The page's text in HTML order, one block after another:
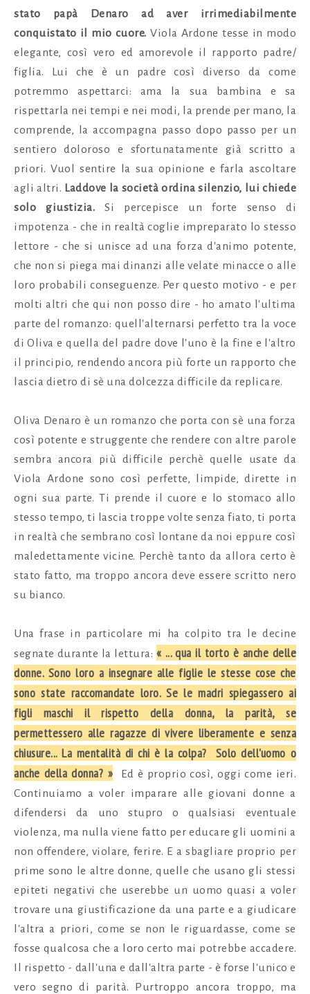
stato papà Denaro ad aver irrimediabilmente
conquistato il mio cuore. Viola Ardone tesse in modo
elegante, così vero ed amorevole il rapporto padre/
figlia. Lui che è un padre così diverso da come
potremmo aspettarci: ama la sua bambina e sa
rispettarla nei tempi e nei modi, la prende per mano, la
comprende, la accompagna passo dopo passo per un
sentiero doloroso e sfortunatamente già scritto a
priori. Vuol sentire la sua opinione e farla ascoltare
agli altri. Laddove la società ordina silenzio, lui chiede
solo giustizia. Si percepisce un forte senso di
impotenza - che in realtà coglie impreparato lo stesso
lettore - che si unisce ad una forza d'animo potente,
che non si piega mai dinanzi alle velate minacce o alle
loro probabili conseguenze. Per questo motivo - e per
molti altri che qui non posso dire - ho amato l'ultima
parte del romanzo: quell'alternarsi perfetto tra la voce
di Oliva e quella del padre dove l'uno è la fine e l'altro
il principio, rendendo ancora più forte un rapporto che
lascia dietro di sè una dolcezza difficile da replicare.
Oliva Denaro è un romanzo che porta con sè una forza
così potente e struggente che rendere con altre parole
sembra ancora più difficile perchè quelle usate da
Viola Ardone sono così perfette, limpide, dirette in
ogni sua parte. Ti prende il cuore e lo stomaco allo
stesso tempo, ti lascia troppe volte senza fiato, ti porta
in realtà che sembrano così lontane da noi eppure così
maledettamente vicine. Perchè tanto da allora certo è
stato fatto, ma troppo ancora deve essere scritto nero
su bianco.
Una frase in particolare mi ha colpito tra le decine
segnate durante la lettura: « ... qua il torto è anche delle
donne. Sono loro a insegnare alle figlie le stesse cose che
sono state raccomandate loro. Se le madri spiegassero ai
figli maschi il rispetto della donna, la parità, se
permettessero alle ragazze di vivere liberamente e senza
chiusure...La mentalità di chi è la colpa? Solo dell'uomo o
anche della donna? »
Ed è proprio così, oggi come ieri.
Continuiamo a voler imparare alle giovani donne a
difendersi da uno stupro o qualsiasi eventuale
violenza, ma nulla viene fatto per educare gli uomini a
non offendere, violare, ferire. E a sbagliare proprio per
prime sono le altre donne, quelle che usano gli stessi
epiteti negativi che userebbe un uomo quasi a voler
trovare una giustificazione da una parte e a giudicare
l'altra a priori, come se non le riguardasse, come se
fosse qualcosa che a loro certo mai potrebbe accadere.
Il rispetto - dall'una e dall'altra parte - è forse l'unico e
vero segno di parità. Purtroppo ancora troppo, ma